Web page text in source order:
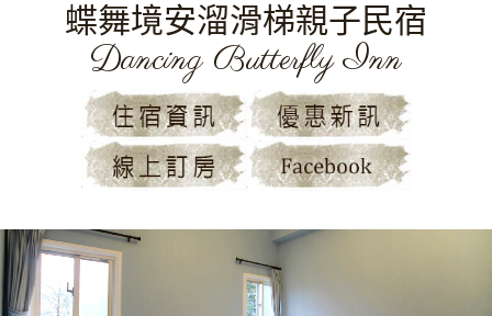
蝶舞境安溜滑梯親子民宿
Dancing Butterfly Inn